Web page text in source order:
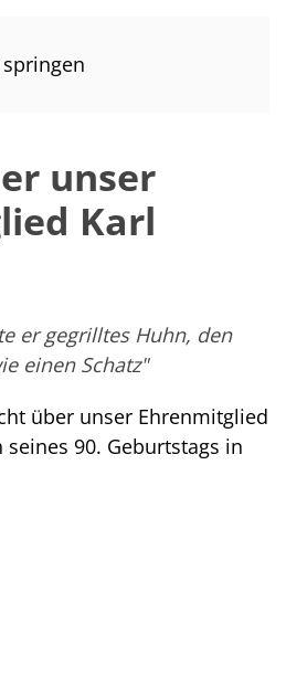
unser
Karl
er gegrilltes Huhn, den
einen Schatz"
über unser Ehrenmitglied
90. Geburtstags in